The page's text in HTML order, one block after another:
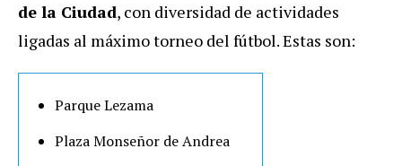
de la Ciudad, con diversidad de actividades
ligadas al máximo torneo del fútbol. Estas son:
Parque Lezama
Plaza Monseñor de Andrea